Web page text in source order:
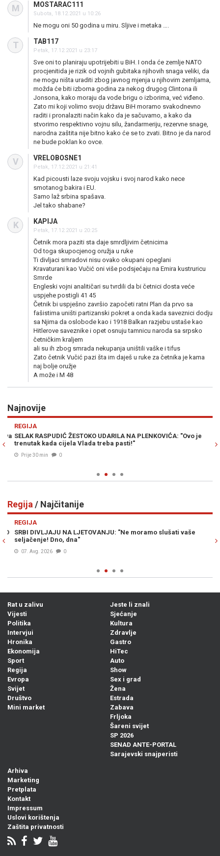
M MOSTARAC111
Subota, 18.12.2021 u 10:26
Ne mogu oni 50 godina u miru. Sljive i metaka ….
T TAB117
Petak, 17.12.2021 u 23:17
Sve oni to planiraju upotrijebiti u BiH. I onda će zemlje NATO
procjenitida je rizik od vojnih gubitaka njihovih snaga veliki, da
ne mogu ništa uraditi zbog javnog mjenja u njihovim zemljama,
možda će biti izborna godina za nekog drugog Clintona ili
Jonsona, kako moraju da vode brigu o izborima, već viđeno.
Zato mi koji volimo svoju državu BiH moramo svakodnevno
raditi i pronalaziti način kako da je sačuvamo, a kako da
stvorimo respektivno vojnu silu, žandarmeriju, rezervne snage,
narodna zaštita nije bitno kako će se to zvati. Bitno je da narod
ne bude poklan ko ovce.
V VRELOBOSNE1
Petak, 17.12.2021 u 21:41
Kad picousti laze svoju vojsku i svoj narod kako nece
smotanog bakira i EU.
Samo laž srbina spašava.
Jel tako shabane?
K KAPIJA
Petak, 17.12.2021 u 20:25
Četnik mora paziti sta daje smrdljivim četnicima
Od toga skupocjenog oružja u ruke
Ti divljaci smradovi nisu ovako okupani opeglani
Kravaturani kao Vučić oni više podsjećaju na Emira kustruricu
Smrde
Engleski vojni analitičari su tvrdili da bi četnici dosta veće
uspjehe postigli 41 45
Četnik bi uspješno završio započeti ratni Plan da prvo sa
fašistima uništi partizanski pokret a onda kada saveznici dodju
sa Njima da oslobode kao i 1918 Balkan razjebu ustaše kao
Hitlerove saveznike i opet osnuju tamnicu naroda sa srpsko
četničkim kraljem
ali su ih zbog smrada nekupanja uništili vaške i tifus
Zato četnik Vučić pazi šta im daješ u ruke za četnika je kama
naj bolje oružje
A može i M 48
Najnovije
REGIJA
SELAK RASPUDIĆ ŽESTOKO UDARILA NA PLENKOVIĆA: "Ovo je
trenutak kada cijela Vlada treba pasti!"
Prije 30 min 0
Regija / Najčitanije
REGIJA
SRBI DIVLJAJU NA LJETOVANJU: "Ne moramo slušati vaše
seljačenje! Dno, dna"
07. Avg. 2026 0
Rat u zalivu
Vijesti
Politika
Intervjui
Hronika
Ekonomija
Sport
Regija
Evropa
Svijet
Društvo
Mini market
Jeste li znali
Sjećanje
Kultura
Zdravlje
Gastro
HiTec
Auto
Show
Sex i grad
Žena
Estrada
Zabava
Frljoka
Šareni svijet
SP 2026
SENAD ANTE-PORTAL
Sarajevski snajperisti
Arhiva
Marketing
Pretplata
Kontakt
Impressum
Uslovi korištenja
Zaštita privatnosti